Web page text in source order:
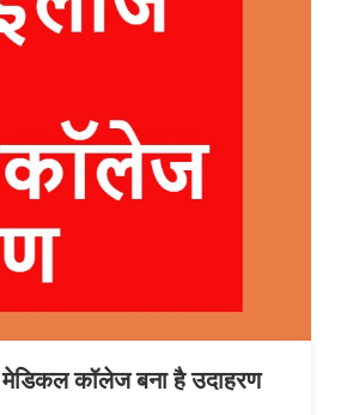
मेडिकल कॉलेज बना है उदाहरण